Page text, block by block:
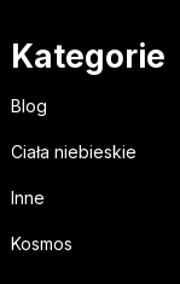
Kategorie
Blog
Ciała niebieskie
Inne
Kosmos